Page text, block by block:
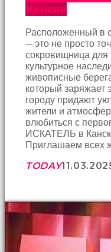
Канске
Расположенный в
— это не просто
сокровищница для
культурное
живописные
который
городу придают
жители и
влюбиться с
ИСКАТЕЛЬ в
Приглашаем всех
TODAY